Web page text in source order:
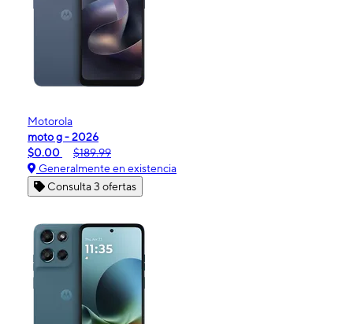
Motorola
moto g - 2026
$0.00
$189.99
Generalmente en existencia
Consulta 3 ofertas